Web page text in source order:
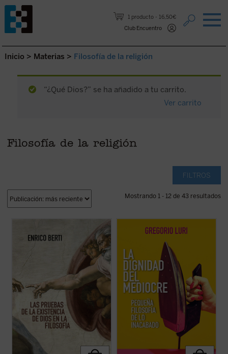
1 producto
16,50€
Club Encuentro
Saltar al contenido.
Inicio > Materias > Filosofía de la religión
“¿Qué Dios?” se ha añadido a tu carrito.
Ver carrito
Filosofía de la religión
FILTROS
Mostrando 1 - 12 de 43 resultados
contemporáneos, reconstruyendo los
argumentos que la tradición filosófica ha
elaborado a lo largo de siglos. El resultado
es una obra que invita a reflexionar sin
Gregorio Luri nos conduce por un viaje
filosófico para mostrarnos que nuestra
y la divinidad, entre el ser y la nada— es, en
realidad, la fuente de nuestra dignidad. Un
canto a la condición ...(ver ficha)